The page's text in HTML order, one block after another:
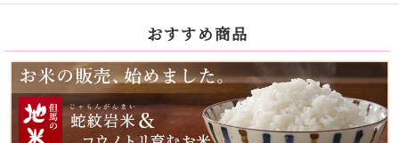
おすすめ商品